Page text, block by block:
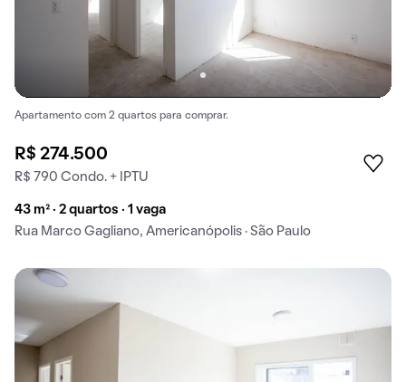
Apartamento com 2 quartos para comprar.
R$ 274.500
R$ 790 Condo. + IPTU
43 m² · 2 quartos · 1 vaga
Rua Marco Gagliano, Americanópolis · São Paulo